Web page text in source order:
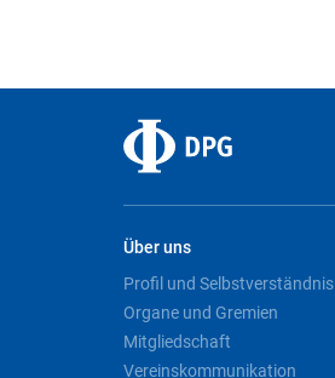
Über uns
Profil und Selbstverständnis
Organe und Gremien
Mitgliedschaft
Vereinskommunikation